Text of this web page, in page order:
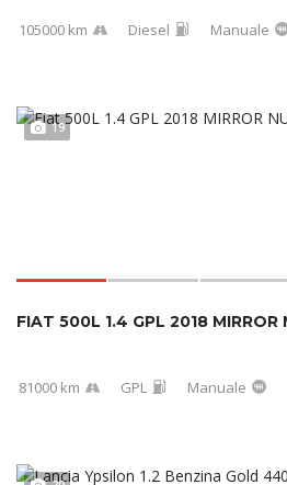
105000 km Diesel Manuale
19
81000 km GPL Manuale